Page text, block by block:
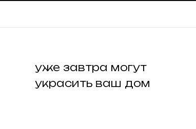
уже завтра могут
украсить ваш дом